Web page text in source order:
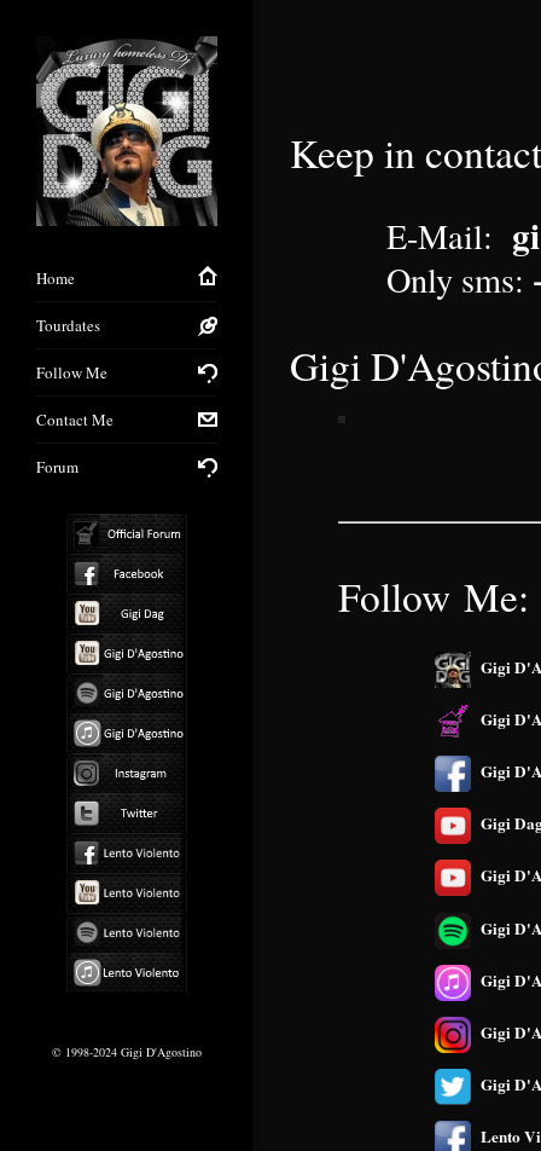
Home
Tourdates
Follow Me
Contact Me
Forum
© 1998-2024 Gigi D'Agostino
Keep in
E-Mail:
Only sms:
Gigi
Follow Me:
Gigi
Gigi
Gigi
Gigi
Gigi
Gigi
Gigi
Gigi
Gigi
Lento